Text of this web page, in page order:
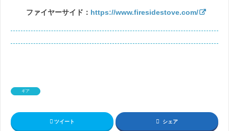
ファイヤーサイド： https://www.firesidestove.com/
ギア
ツイート シェア